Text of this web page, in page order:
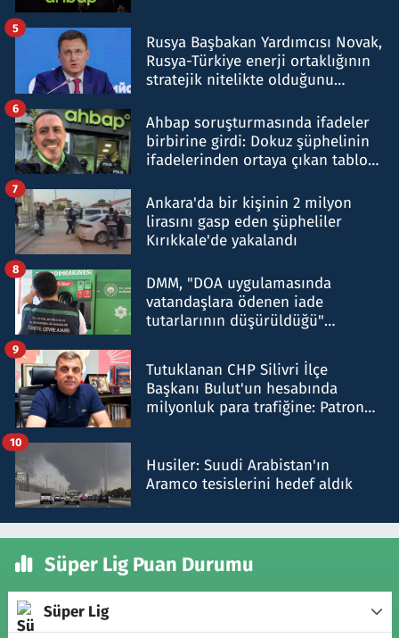
Rusya Başbakan Yardımcısı Novak,
Rusya-Türkiye enerji ortaklığının
stratejik nitelikte olduğunu
5
Ahbap soruşturmasında ifadeler
birbirine girdi: Dokuz şüphelinin
ifadelerinden ortaya çıkan tablo
6
Ankara'da bir kişinin 2 milyon
lirasını gasp eden şüpheliler
Kırıkkale'de yakalandı
7
DMM, "DOA uygulamasında
vatandaşlara ödenen iade
tutarlarının düşürüldüğü"
8
Tutuklanan CHP Silivri İlçe
Başkanı Bulut'un hesabında
milyonluk para trafiğine: Patron
9
Husiler: Suudi Arabistan'ın
Aramco tesislerini hedef aldık
10
Süper Lig Puan Durumu
Süper Lig